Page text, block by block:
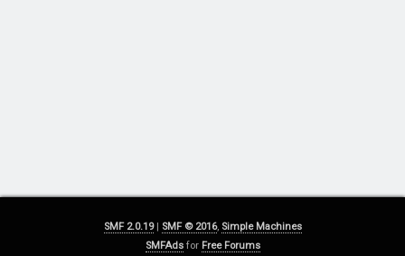
SMF 2.0.19| SMF © 2016, Simple Machines
SMFAdsfor Free Forums